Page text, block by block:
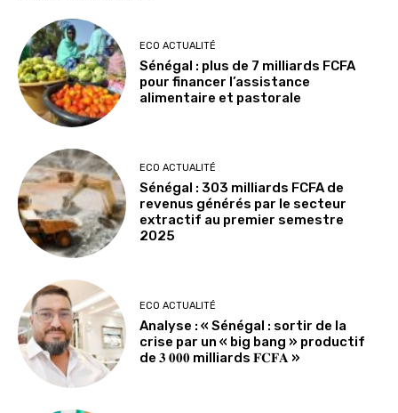
ECO ACTUALITÉ
Sénégal : plus de 7 milliards FCFA
pour financer l’assistance
alimentaire et pastorale
ECO ACTUALITÉ
Sénégal : 303 milliards FCFA de
revenus générés par le secteur
extractif au premier semestre
2025
ECO ACTUALITÉ
Analyse : « Sénégal : sortir de la
crise par un « big bang » productif
de 𝟑 𝟎𝟎𝟎 milliards 𝐅𝐂𝐅𝐀 »